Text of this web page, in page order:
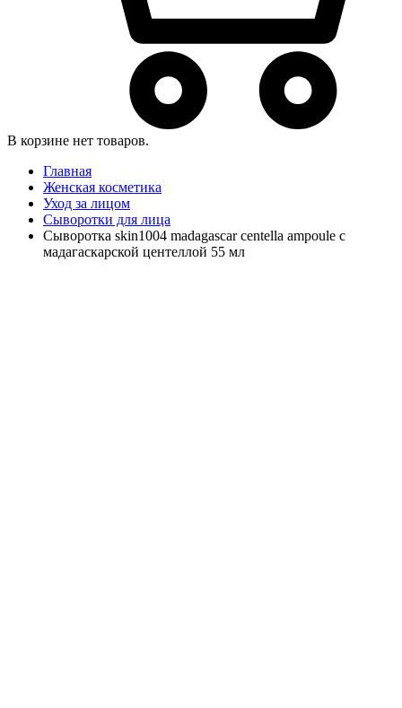
В корзине нет товаров.
Главная
Женская косметика
Уход за лицом
Сыворотки для лица
Сыворотка skin1004 madagascar centella ampoule с
мадагаскарской центеллой 55 мл